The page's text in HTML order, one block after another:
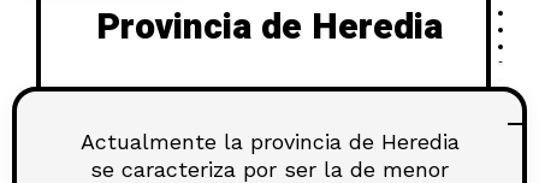
Provincia de Heredia
Actualmente la provincia de Heredia
se caracteriza por ser la de menor